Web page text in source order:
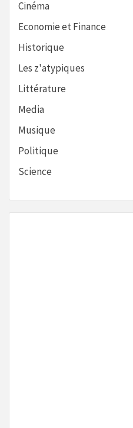
Cinéma
Economie et Finance
Historique
Les z'atypiques
Littérature
Media
Musique
Politique
Science